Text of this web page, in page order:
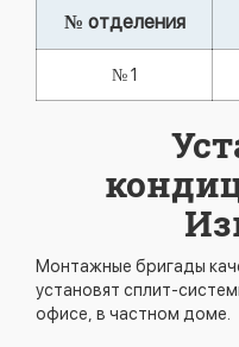
№ отделения
№ 1
Монтажные бригады
установят сплит-
офисе, в частном доме.